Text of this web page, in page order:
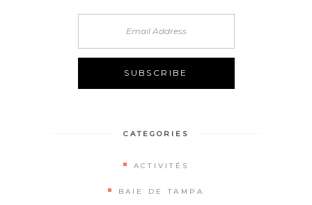
CATEGORIES
ACTIVITÉS
BAIE DE TAMPA